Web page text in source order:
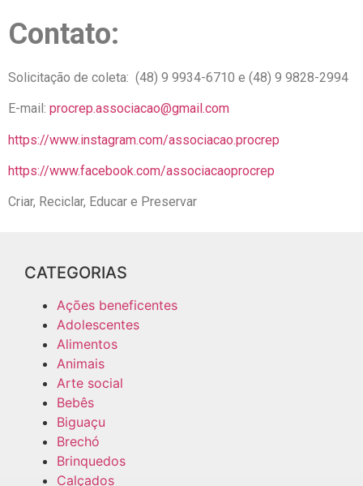
Contato:
Solicitação de coleta: (48) 9 9934-6710 e (48) 9 9828-2994
E-mail: procrep.associacao@gmail.com
https://www.instagram.com/associacao.procrep
https://www.facebook.com/associacaoprocrep
Criar, Reciclar, Educar e Preservar
CATEGORIAS
Ações beneficentes
Adolescentes
Alimentos
Animais
Arte social
Bebês
Biguaçu
Brechó
Brinquedos
Calçados